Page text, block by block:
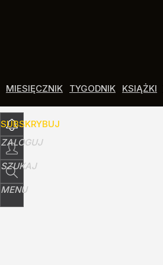
MIESIĘCZNIK TYGODNIK KSIĄŻKI
SUBSKRYBUJ
ZALOGUJ
SZUKAJ
MENU